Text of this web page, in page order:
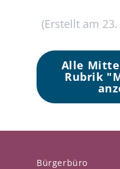
(Erstellt am
Alle
Rubrik
Bürgerbüro